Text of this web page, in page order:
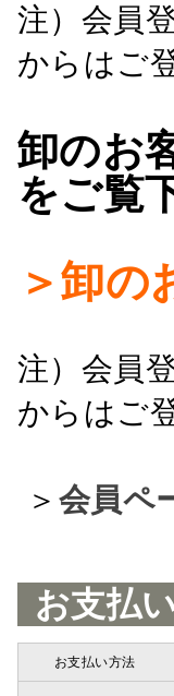
注）会員
からはご
卸のお
をご覧
＞卸の
注）会員
からはご
＞ 会員ペ
お支払
お支払い方法